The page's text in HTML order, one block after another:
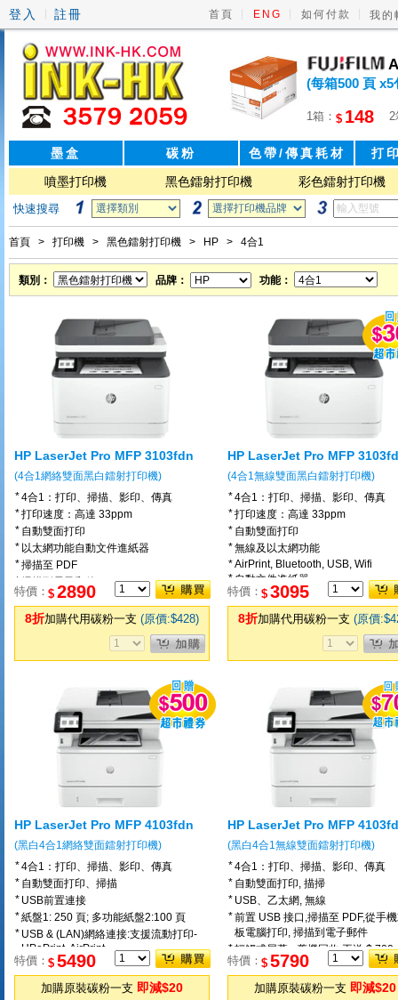
登入 註冊 首頁 ENG 如何付款 我的
(每箱500 頁 x5
1箱： $ 148 2
墨盒 碳粉 色帶/傳真耗材
打
噴墨打印機
黑色鐳射打印機 彩色鐳射打印機
快速搜尋
首頁 > 打印機 > 黑色鐳射打印機 > HP > 4合1
類別： 品牌： 功能：
HP LaserJet Pro MFP 3103fdn
(4合1網絡雙面黑白鐳射打印機)
*4合1：打印、掃描、影印、傳真
*打印速度：高達 33ppm
* 自動雙面打印
* 以太網功能自動文件進紙器
*掃描至 PDF
*
* 輕觸式屏幕
特價：$ 2890
8折加購代用碳粉一支 (原價:$428)
HP LaserJet Pro MFP
(4合1無線雙面黑白鐳射打印機)
*4合1：打印、掃描、影印、傳真
*打印速度：高達 33ppm
* 自動雙面打印
*無線及以太網功能
*AirPrint, Bluetooth, USB, Wifi
* 自動文件進紙器
*掃描至 PDF
掃描到電子郵件
特價：$ 3095
8折加購代用碳粉一支 (原價
HP LaserJet Pro MFP 4103fdn
(黑白4合1網絡雙面鐳射打印機)
*4合1：打印、掃描、影印、傳真
* 自動雙面打印、掃描
* USB前置連接
*紙盤1: 250 頁; 多功能紙盤2:100 頁
* USB & (LAN)網絡連接:支援流動打印-
HPePrint, AirPrint
*掃描至 PDF,掃描到電子郵件, 輕觸式屏
幕 <舊機回收:再送 $ 500 >
特價：$ 5490
加購原裝碳粉一支 即減$20
HP LaserJet Pro MFP
(黑白4合1無線雙面鐳射打印機)
*4合1：打印、掃描、影印、傳真
* 自動雙面打印, 描掃
* USB、乙太網, 無線
*前置 USB 接口,掃描至 PDF,從手
板電腦打印, 掃描到電子郵件
*輕觸式屏幕 <舊機回收:再送 $ 700
特價：$ 5790
加購原裝碳粉一支 即減$20